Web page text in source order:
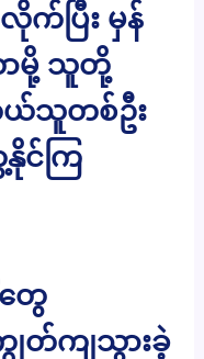
က်ပြီး မှန်
ာမို့ သူတို့
ယ်သူတစ်ဦး
င်ကြ
ေ
ျွတ်ကျသွားခဲ့